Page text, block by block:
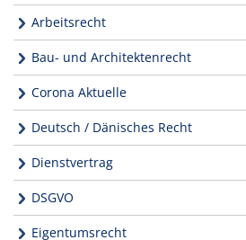
Arbeitsrecht
Bau- und Architektenrecht
Corona Aktuelle
Deutsch / Dänisches Recht
Dienstvertrag
DSGVO
Eigentumsrecht